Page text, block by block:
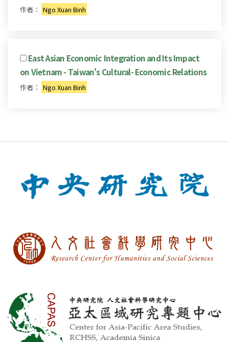
作者： Ngo Xuan Binh
East Asian Economic Integration and Its Impact
on Vietnam - Taiwan's Cultural- Economic Relations
作者： Ngo Xuan Binh